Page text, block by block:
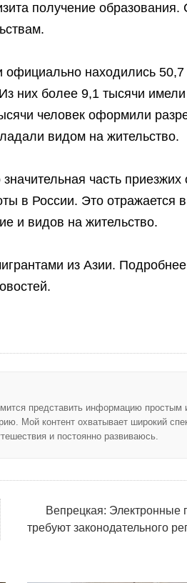
получение
находились 50,7
них более 9,1 тысячи имели
человек оформили
видом на жительство.
часть
в России. Это отражается
и видов на жительство.
из Азии.
представить информацию простым
Мой контент охватывает широкий
и постоянно развиваюсь.
Вепрецкая: Электронные
требуют законодательного